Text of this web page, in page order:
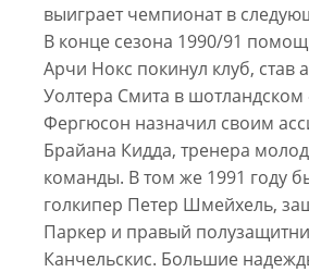
выиграет чемпионат в
В конце сезона 1990/91
Арчи Нокс покинул клуб, став
Уолтера Смита в шотландском
Фергюсон назначил своим
Брайана Кидда, тренера
команды. В том же 1991 году
голкипер Петер Шмейхель,
Паркер и правый
Канчельскис. Большие